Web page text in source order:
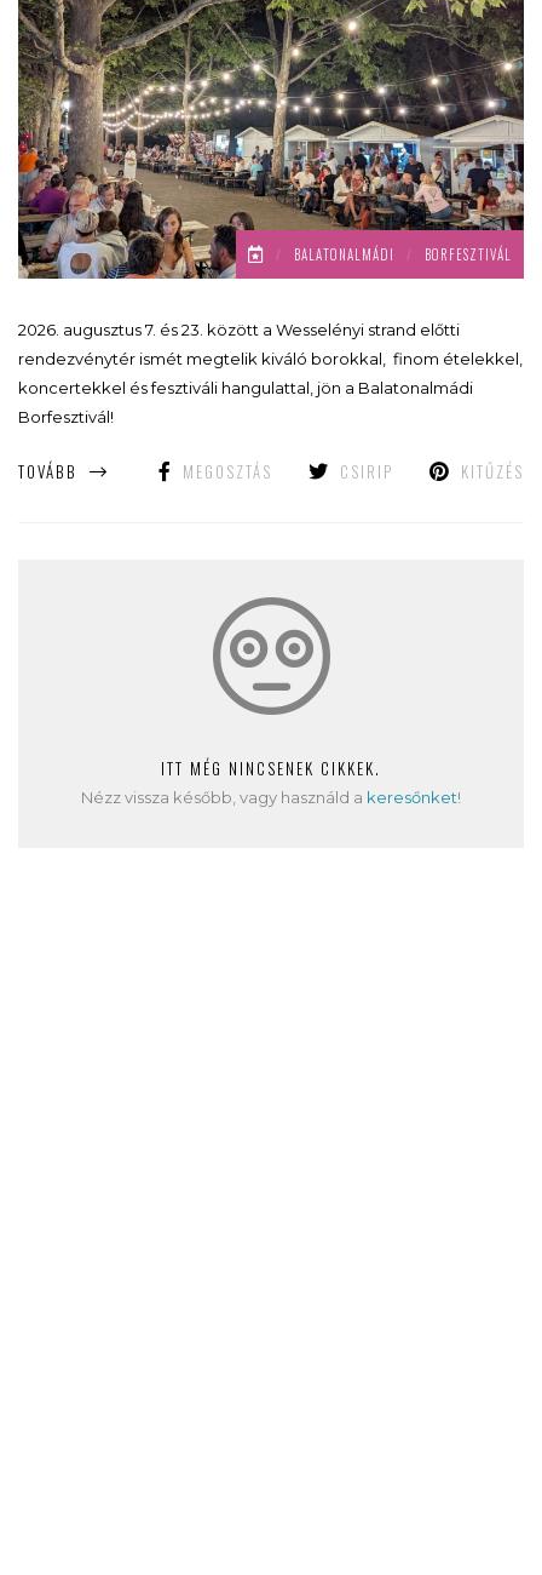
/ BALATONALMÁDI / BORFESZTIVÁL
2026. augusztus 7. és 23. között a Wesselényi strand előtti
rendezvénytér ismét megtelik kiváló borokkal, finom ételekkel,
koncertekkel és fesztiváli hangulattal, jön a Balatonalmádi
Borfesztivál!
TOVÁBB KITŰZÉS
CSIRIP
MEGOSZTÁS
ITT MÉG NINCSENEK CIKKEK.
Nézz vissza később, vagy használd a keresőnket!